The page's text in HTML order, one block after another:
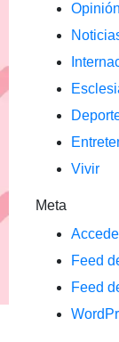
Opinión
Vivir
Meta
Feed
Feed